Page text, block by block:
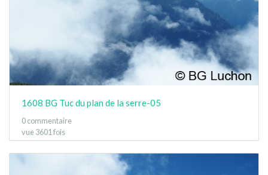
1608 BG Tuc du plan de la serre-05
0 commentaire
vue 3601 fois